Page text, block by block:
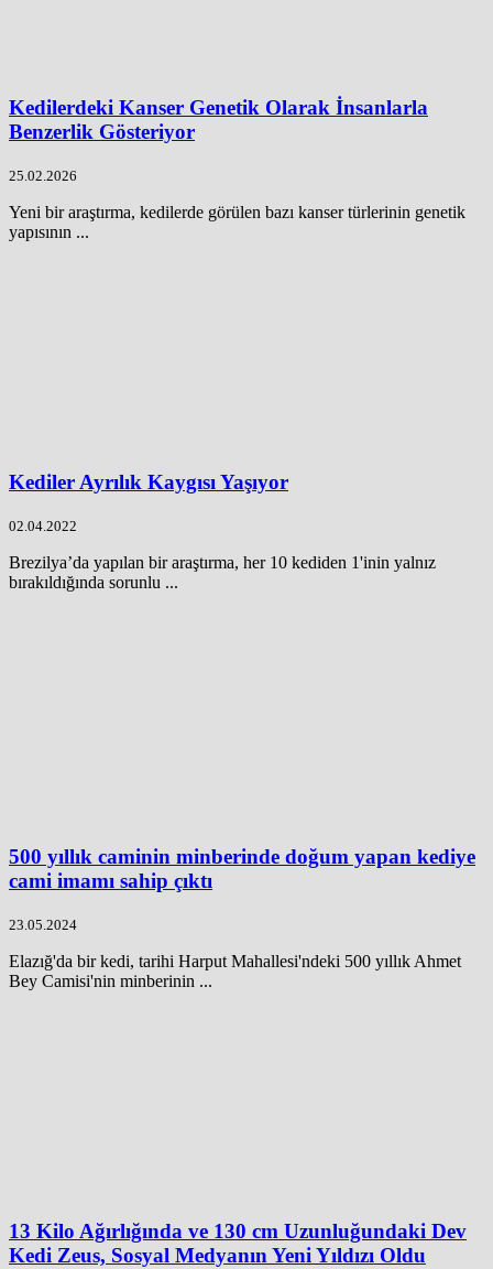
Kedilerdeki Kanser Genetik Olarak İnsanlarla
Benzerlik Gösteriyor
25.02.2026
Yeni bir araştırma, kedilerde görülen bazı kanser türlerinin genetik
yapısının ...
Kediler Ayrılık Kaygısı Yaşıyor
02.04.2022
Brezilya’da yapılan bir araştırma, her 10 kediden 1'inin yalnız
bırakıldığında sorunlu ...
500 yıllık caminin minberinde doğum yapan kediye
cami imamı sahip çıktı
23.05.2024
Elazığ'da bir kedi, tarihi Harput Mahallesi'ndeki 500 yıllık Ahmet
Bey Camisi'nin minberinin ...
13 Kilo Ağırlığında ve 130 cm Uzunluğundaki Dev
Kedi Zeus, Sosyal Medyanın Yeni Yıldızı Oldu